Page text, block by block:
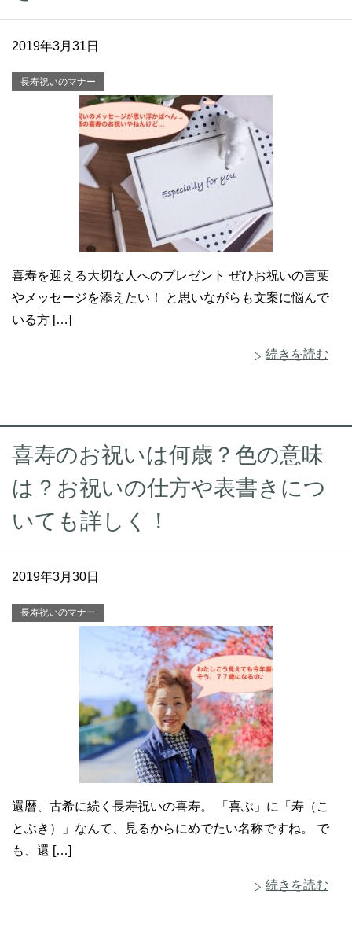
2019年3月31日
長寿祝いのマナー
喜寿を迎える大切な人へのプレゼント ぜひお祝いの言葉
やメッセージを添えたい！ と思いながらも文案に悩んで
いる方 […]
続きを読む
喜寿のお祝いは何歳？色の意味
は？お祝いの仕方や表書きにつ
いても詳しく！
2019年3月30日
長寿祝いのマナー
還暦、古希に続く長寿祝いの喜寿。 「喜ぶ」に「寿（こ
とぶき）」なんて、見るからにめでたい名称ですね。 で
も、還 […]
続きを読む